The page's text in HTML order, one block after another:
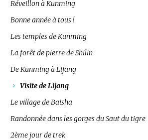
Réveillon à Kunming
Bonne année à tous !
Les temples de Kunming
La forêt de pierre de Shilin
De Kunming à Lijang
Visite de Lijang
Le village de Baisha
Randonnée dans les gorges du Saut du tigre
2ème jour de trek